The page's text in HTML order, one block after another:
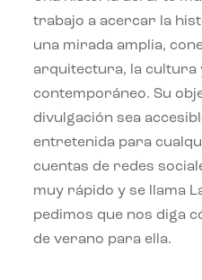
trabajo a acercar la
una mirada amplia,
arquitectura, la cultura
contemporáneo. Su
divulgación sea
entretenida para
cuentas de redes
muy rápido y se llama
pedimos que nos diga
de verano para ella.